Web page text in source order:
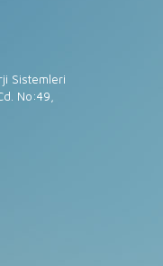
Sistemleri
No:49,